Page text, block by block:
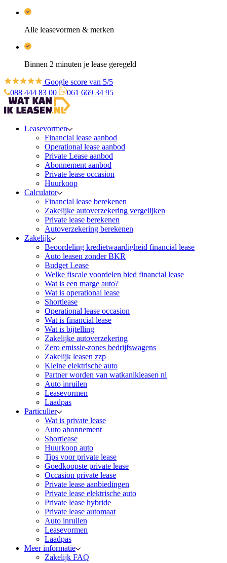
Alle leasevormen & merken
Binnen 2 minuten je lease geregeld
Google score van 5/5
088 444 83 00
061 669 34 95
Leasevormen
Financial lease aanbod
Operational lease aanbod
Private Lease aanbod
Abonnement aanbod
Private lease occasion
Huurkoop
Calculator
Financial lease berekenen
Zakelijke autoverzekering vergelijken
Private lease berekenen
Autoverzekering berekenen
Zakelijk
Beoordeling kredietwaardigheid financial lease
Auto leasen zonder BKR
Budget Lease
Welke fiscale voordelen bied financial lease
Wat is een marge auto?
Wat is operational lease
Shortlease
Operational lease occasion
Wat is financial lease
Wat is bijtelling
Zakelijke autoverzekering
Zero emissie-zones bedrijfswagens
Zakelijk leasen zzp
Kleine elektrische auto
Partner worden van watkanikleasen nl
Auto inruilen
Leasevormen
Laadpas
Particulier
Wat is private lease
Auto abonnement
Shortlease
Huurkoop auto
Tips voor private lease
Goedkoopste private lease
Occasion private lease
Private lease aanbiedingen
Private lease elektrische auto
Private lease hybride
Private lease automaat
Auto inruilen
Leasevormen
Laadpas
Meer informatie
Zakelijk FAQ